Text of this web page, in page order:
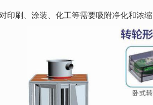
印刷、涂装、化工等需要吸附净化和浓